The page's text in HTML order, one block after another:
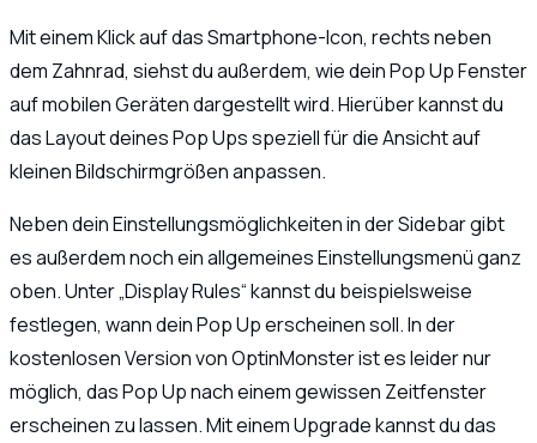
Mit einem Klick auf das Smartphone-Icon, rechts neben
dem Zahnrad, siehst du außerdem, wie dein Pop Up Fenster
auf mobilen Geräten dargestellt wird. Hierüber kannst du
das Layout deines Pop Ups speziell für die Ansicht auf
kleinen Bildschirmgrößen anpassen.
Neben dein Einstellungsmöglichkeiten in der Sidebar gibt
es außerdem noch ein allgemeines Einstellungsmenü ganz
oben. Unter „Display Rules“ kannst du beispielsweise
festlegen, wann dein Pop Up erscheinen soll. In der
kostenlosen Version von OptinMonster ist es leider nur
möglich, das Pop Up nach einem gewissen Zeitfenster
erscheinen zu lassen. Mit einem Upgrade kannst du das